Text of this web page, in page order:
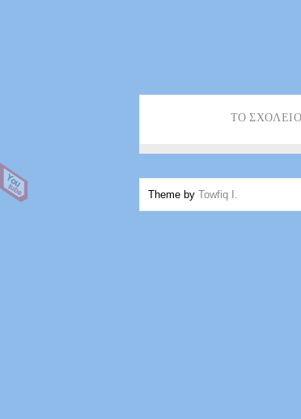
ΤΟ ΣΧΟΛΕΊΟ
Theme by Towfiq I.